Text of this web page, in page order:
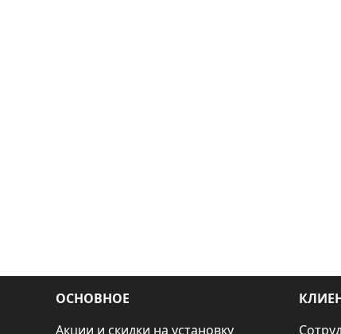
ОСНОВНОЕ
Акции и скидки на установку